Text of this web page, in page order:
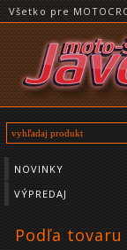
Všetko pre
NOVINKY
VÝPREDAJ
Podľa tovaru